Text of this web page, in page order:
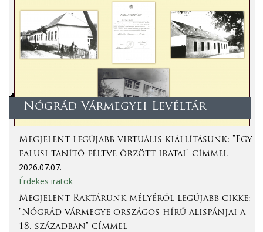
Nógrád Vármegyei Levéltár
Megjelent legújabb virtuális kiállításunk: "Egy
falusi tanító féltve őrzött iratai" címmel
2026.07.07.
Érdekes iratok
Megjelent Raktárunk mélyéről legújabb cikke:
"Nógrád vármegye országos hírű alispánjai a
18. században" címmel